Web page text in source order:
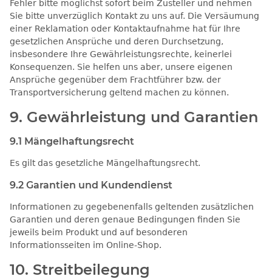
Fehler bitte möglichst sofort beim Zusteller und nehmen
Sie bitte unverzüglich Kontakt zu uns auf. Die Versäumung
einer Reklamation oder Kontaktaufnahme hat für Ihre
gesetzlichen Ansprüche und deren Durchsetzung,
insbesondere Ihre Gewährleistungsrechte, keinerlei
Konsequenzen. Sie helfen uns aber, unsere eigenen
Ansprüche gegenüber dem Frachtführer bzw. der
Transportversicherung geltend machen zu können.
9. Gewährleistung und Garantien​​​​​​​
9.1 Mängelhaftungsrecht
Es gilt das gesetzliche Mängelhaftungsrecht.
9.2 Garantien und Kundendienst
Informationen zu gegebenenfalls geltenden zusätzlichen
Garantien und deren genaue Bedingungen finden Sie
jeweils beim Produkt und auf besonderen
Informationsseiten im Online-Shop.
10. Streitbeilegung​​​​​​​